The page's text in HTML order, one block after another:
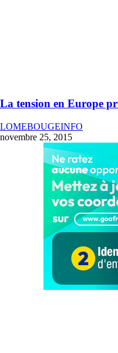
La tension en Europe
LOMEBOUGEINFO
novembre 25, 2015